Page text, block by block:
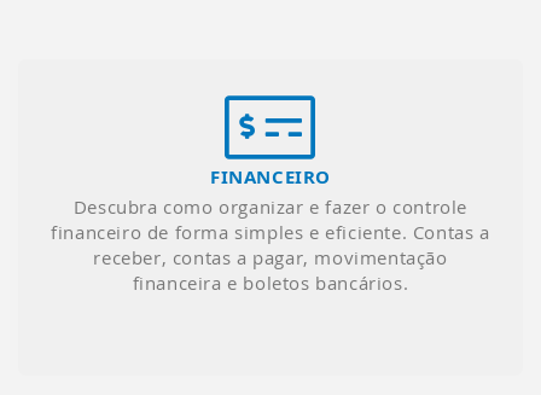
FINANCEIRO
Descubra como organizar e fazer o controle
financeiro de forma simples e eficiente. Contas a
receber, contas a pagar, movimentação
financeira e boletos bancários.